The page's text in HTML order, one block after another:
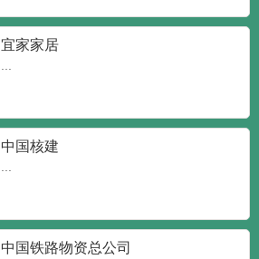
宜家家居
...
中国核建
...
中国铁路物资总公司